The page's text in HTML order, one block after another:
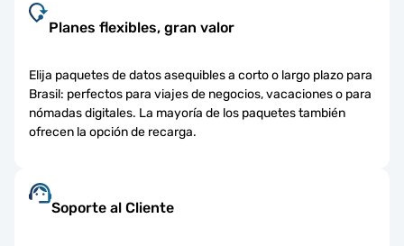
Planes flexibles, gran valor
Elija paquetes de datos asequibles a corto o largo plazo para
Brasil: perfectos para viajes de negocios, vacaciones o para
nómadas digitales. La mayoría de los paquetes también
ofrecen la opción de recarga.
Soporte al Cliente